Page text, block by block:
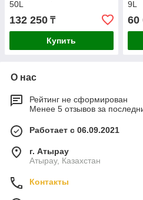
50L
132 250 ₸
Купить
9L
60
О нас
Рейтинг не сформирован
Менее 5 отзывов за
Работает с 06.09.2021
г. Атырау
Атырау, Казахстан
Контакты